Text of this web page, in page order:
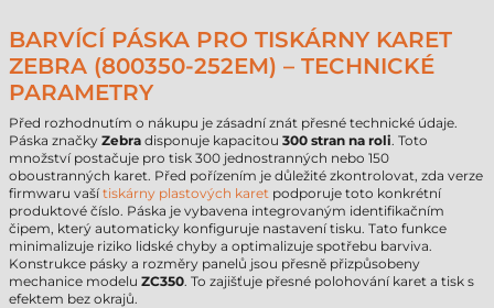
BARVÍCÍ PÁSKA PRO TISKÁRNY KARET
ZEBRA (800350-252EM) – TECHNICKÉ
PARAMETRY
Před rozhodnutím o nákupu je zásadní znát přesné technické údaje.
Páska značky Zebra disponuje kapacitou 300 stran na roli. Toto
množství postačuje pro tisk 300 jednostranných nebo 150
oboustranných karet. Před pořízením je důležité zkontrolovat, zda verze
firmwaru vašítiskárny plastových karet podporuje toto konkrétní
produktové číslo. Páska je vybavena integrovaným identifikačním
čipem, který automaticky konfiguruje nastavení tisku. Tato funkce
minimalizuje riziko lidské chyby a optimalizuje spotřebu barviva.
Konstrukce pásky a rozměry panelů jsou přesně přizpůsobeny
mechanice modelu ZC350. To zajišťuje přesné polohování karet a tisk s
efektem bez okrajů.